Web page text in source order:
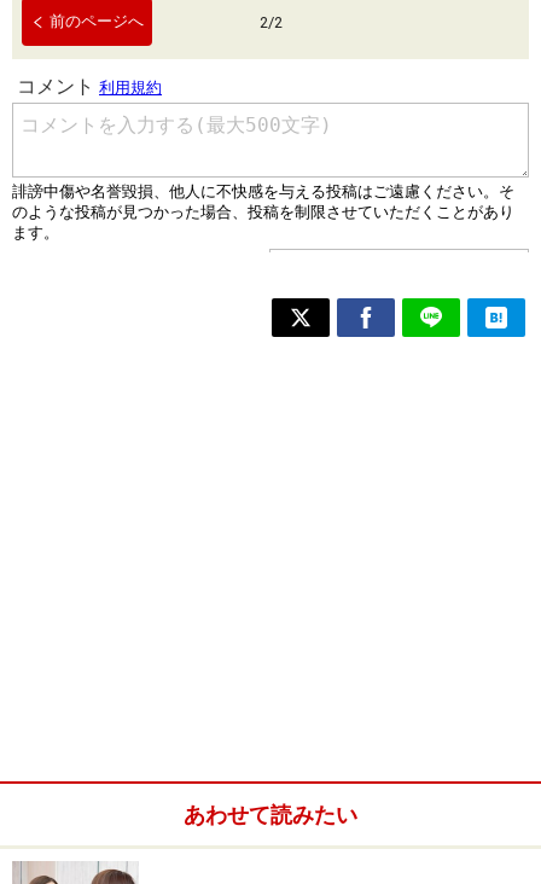
前のページへ 2/2
あわせて読みたい